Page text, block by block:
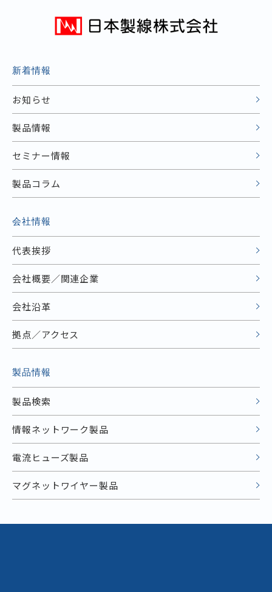
新着情報
お知らせ
製品情報
セミナー情報
製品コラム
会社情報
代表挨拶
会社概要／関連企業
会社沿革
拠点／アクセス
製品情報
製品検索
情報ネットワーク製品
電流ヒューズ製品
マグネットワイヤー製品